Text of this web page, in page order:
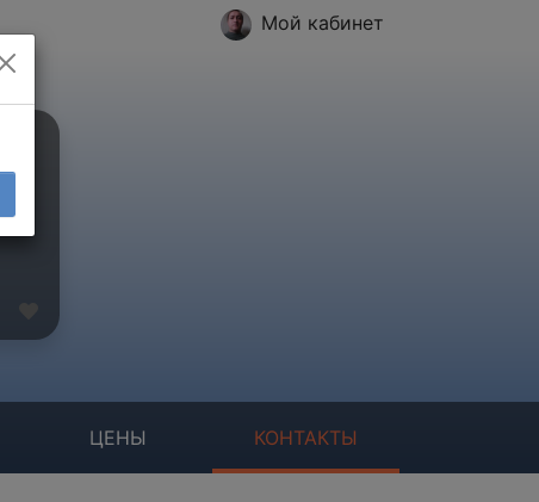
Мой кабинет
ЦЕНЫ КОНТАКТЫ